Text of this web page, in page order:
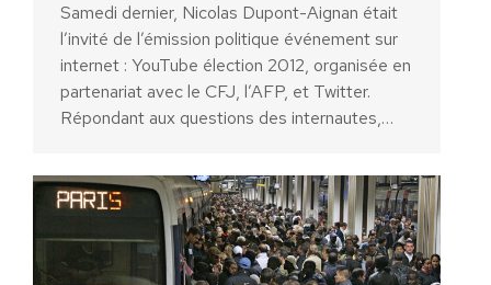
Samedi dernier, Nicolas Dupont-Aignan était
l’invité de l’émission politique événement sur
internet : YouTube élection 2012, organisée en
partenariat avec le CFJ, l’AFP, et Twitter.
Répondant aux questions des internautes,…